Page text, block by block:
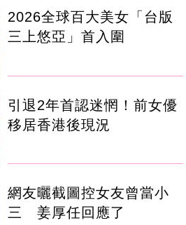
2026全球百大美女「台版
三上悠亞」首入圍
引退2年首認迷惘！前女優
移居香港後現況
網友曬截圖控女友曾當小
三 姜厚任回應了